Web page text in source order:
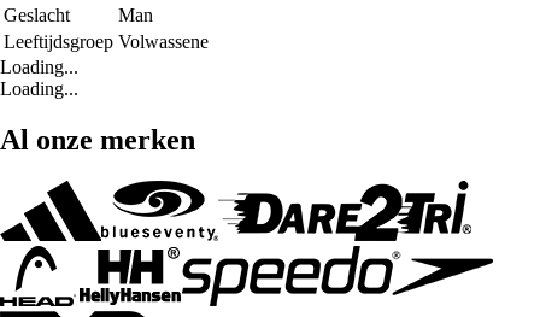
Geslacht
Man
Leeftijdsgroep Volwassene
Loading...
Loading...
Al onze merken